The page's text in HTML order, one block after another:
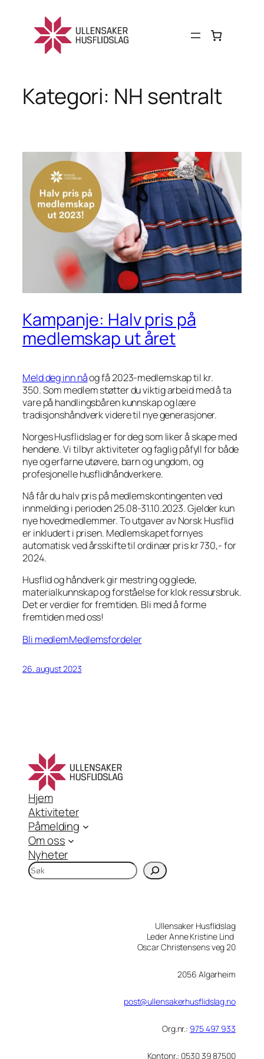
innhold
Kategori: NH sentralt
Kampanje: Halv pris på
medlemskap ut året
Meld deg inn nåog få 2023-medlemskap til kr.
350. Som medlem støtter du viktig arbeid med å ta
vare på handlingsbåren kunnskap og lære
tradisjonshåndverk videre til nye generasjoner.
Norges Husflidslag er for deg som liker å skape med
hendene. Vi tilbyr aktiviteter og faglig påfyll for både
nye og erfarne utøvere, barn og ungdom, og
profesjonelle husflidhåndverkere.
Nå får du halv pris på medlemskontingenten ved
innmelding i perioden 25.08-31.10.2023. Gjelder kun
nye hovedmedlemmer. To utgaver av Norsk Husflid
er inkludert i prisen. Medlemskapet fornyes
automatisk ved årsskifte til ordinær pris kr 730,- for
2024.
Husflid og håndverk gir mestring og glede,
materialkunnskap og forståelse for klok ressursbruk.
Det er verdier for fremtiden. Bli med å forme
fremtiden med oss!
Bli medlemMedlemsfordeler
26. august 2023
Hjem
Aktiviteter
Påmelding
Om oss
Nyheter
S
ø
Ullensaker Husflidslag
Leder Anne Kristine Lind
Oscar Christensens veg 20
2056 Algarheim
post@ullensakerhusflidslag.no
Org.nr.: 975 497 933
Kontonr.: 0530 39 87500